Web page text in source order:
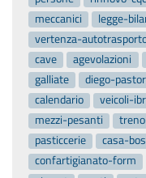
meccanici
legge-
vertenza-
cave
agevolazioni
galliate
diego-
calendario
veicoli-
mezzi-pesanti
pasticcerie
casa-
confartigianato-form